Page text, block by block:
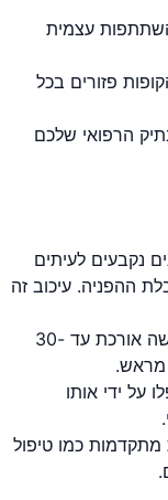
עצמית
פזורים בכל
הרפואי שלכם
נקבעים לעיתים
קבלת ההפניה. עיכוב זה
כל פגישה אורכת עד -30
מראש.
על ידי אותו
מתקדמות כמו טיפול